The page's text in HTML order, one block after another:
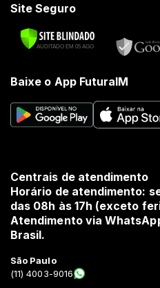
Site Seguro
Baixe o App FuturaIM
Centrais de atendimento
Horário de atendimento:
das 08h às 17h (exceto
Atendimento via
Brasil.
São Paulo
(11) 4003-9016